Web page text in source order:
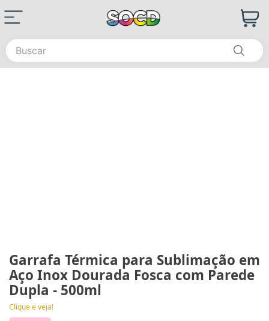
Buscar
Garrafa Térmica para Sublimação em
Aço Inox Dourada Fosca com Parede
Dupla - 500ml
Clique e veja!